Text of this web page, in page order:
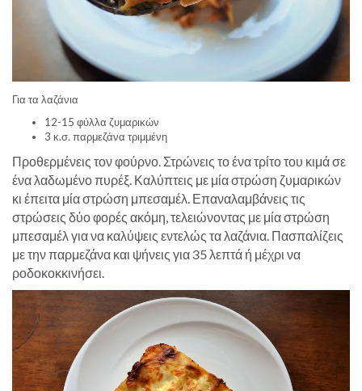
Για τα λαζάνια
12-15 φύλλα ζυμαρικών
3 κ.σ. παρμεζάνα τριμμένη
Προθερμένεις τον φούρνο. Στρώνεις το ένα τρίτο του κιμά σε
ένα λαδωμένο πυρέξ. Καλύπτεις με μία στρώση ζυμαρικών
κι έπειτα μία στρώση μπεσαμέλ. Επαναλαμβάνεις τις
στρώσεις δύο φορές ακόμη, τελειώνοντας με μία στρώση
μπεσαμέλ για να καλύψεις εντελώς τα λαζάνια. Πασπαλίζεις
με την παρμεζάνα και ψήνεις για 35 λεπτά ή μέχρι να
ροδοκοκκινήσει.